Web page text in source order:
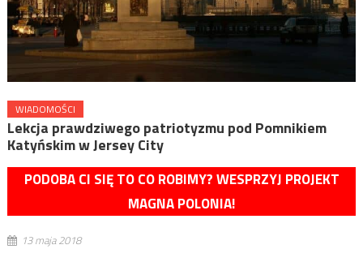
WIADOMOŚCI
Lekcja prawdziwego patriotyzmu pod Pomnikiem
Katyńskim w Jersey City
PODOBA CI SIĘ TO CO ROBIMY? WESPRZYJ PROJEKT
MAGNA POLONIA!
13 maja 2018